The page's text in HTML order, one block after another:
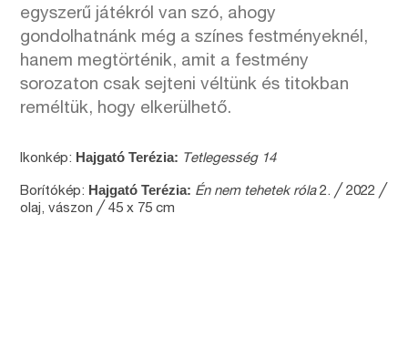
egyszerű játékról van szó, ahogy
gondolhatnánk még a színes festményeknél,
hanem megtörténik, amit a festmény
sorozaton csak sejteni véltünk és titokban
reméltük, hogy elkerülhető.
Ikonkép: Hajgató Terézia: Tetlegesség 14
Borítókép: Hajgató Terézia: Én nem tehetek róla2. ╱ 2022 ╱
olaj, vászon ╱ 45 x 75 cm